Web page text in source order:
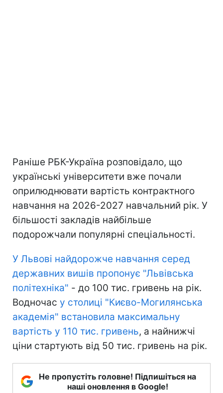
Раніше РБК-Україна розповідало, що
українські університети вже почали
оприлюднювати вартість контрактного
навчання на 2026-2027 навчальний рік. У
більшості закладів найбільше
подорожчали популярні спеціальності.
У Львові найдорожче навчання серед
державних вишів пропонує "Львівська
політехніка" - до 100 тис. гривень на рік.
Водночас у столиці "Києво-Могилянська
академія" встановила максимальну
вартість у 110 тис. гривень, а найнижчі
ціни стартують від 50 тис. гривень на рік.
Не пропустіть головне! Підпишіться на
наші оновлення в Google!